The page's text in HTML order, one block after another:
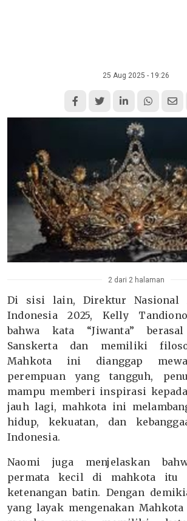
25 Aug 2025 - 19:26
2 dari 2 halaman
Di sisi lain, Direktur Nasional
Indonesia 2025, Kelly
bahwa kata “Jiwanta”
Sanskerta dan memiliki
Mahkota ini dianggap
perempuan yang tangguh,
mampu memberi inspirasi
jauh lagi, mahkota ini
hidup, kekuatan, dan
Indonesia.
Naomi juga menjelaskan
permata kecil di mahkota itu
ketenangan batin. Dengan
yang layak mengenakan Mahkota